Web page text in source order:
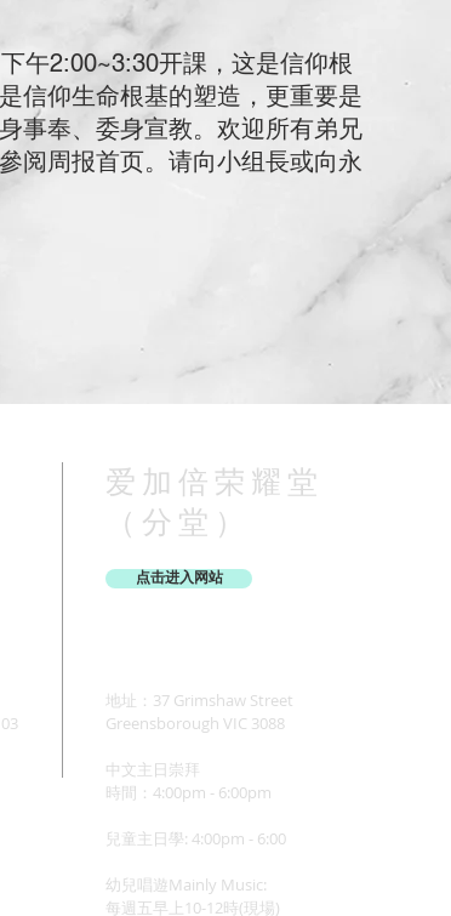
午2:00~3:30开課，这是信仰根
信仰生命根基的塑造，更重要是
事奉、委身宣教。欢迎所有弟兄
阅周报首页。请向小组長或向永
爱加倍荣耀堂
（分堂）
点击进入网站
地址：37 Grimshaw Street
Greensborough VIC 3088
中文主日崇拜
時間：4:00pm - 6:00pm
兒童主日學: 4:00pm - 6:00
幼兒唱遊Mainly Music:
每週五早上10-12時(現場)